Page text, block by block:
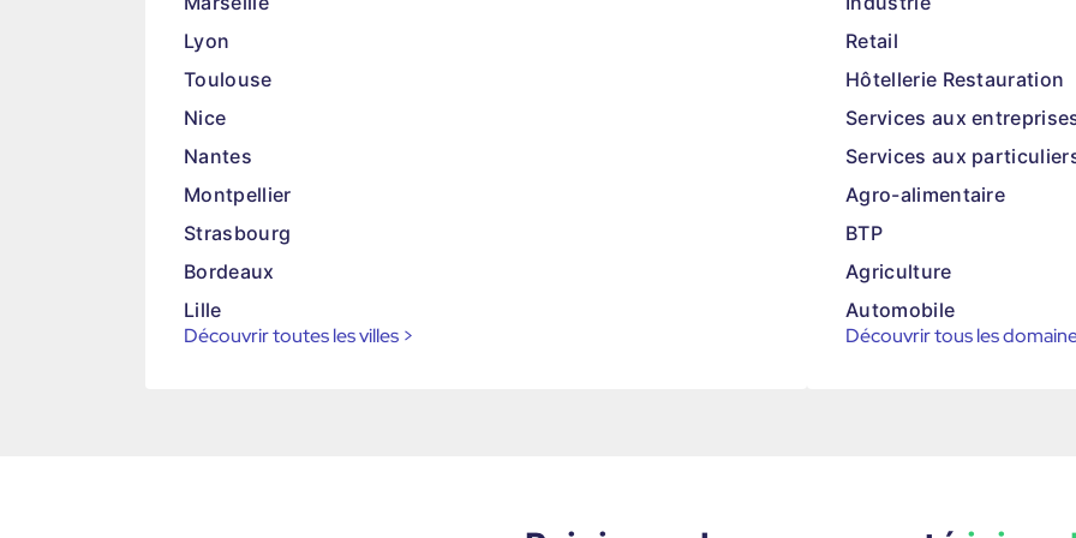
Lyon
Toulouse
Nice
Nantes
Montpellier
Strasbourg
Bordeaux
Lille
Découvrir toutes les villes >
Retail
Hôtellerie Restauration
Services aux
Services aux
Agro-alimentaire
BTP
Agriculture
Automobile
Découvrir tous les